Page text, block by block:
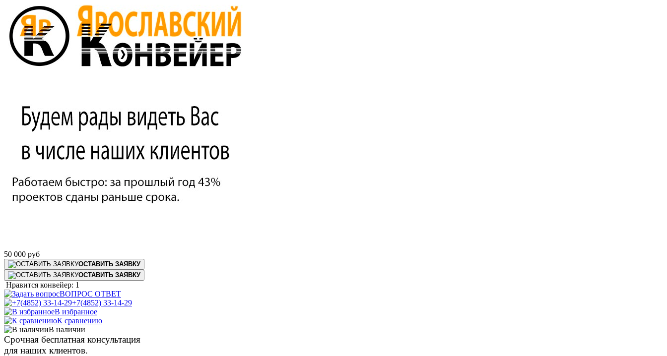
50 000 руб
ОСТАВИТЬ ЗАЯВКУ
ОСТАВИТЬ ЗАЯВКУ
Нравится конвейер: 1
ВОПРОС ОТВЕТ
+7(4852) 33-14-29
В избранное
К сравнению
В наличии
Срочная бесплатная консультация
для наших клиентов.